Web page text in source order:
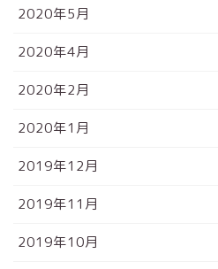
2020年5月
2020年4月
2020年2月
2020年1月
2019年12月
2019年11月
2019年10月